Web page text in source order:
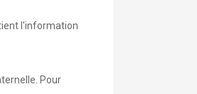
l'information
Pour